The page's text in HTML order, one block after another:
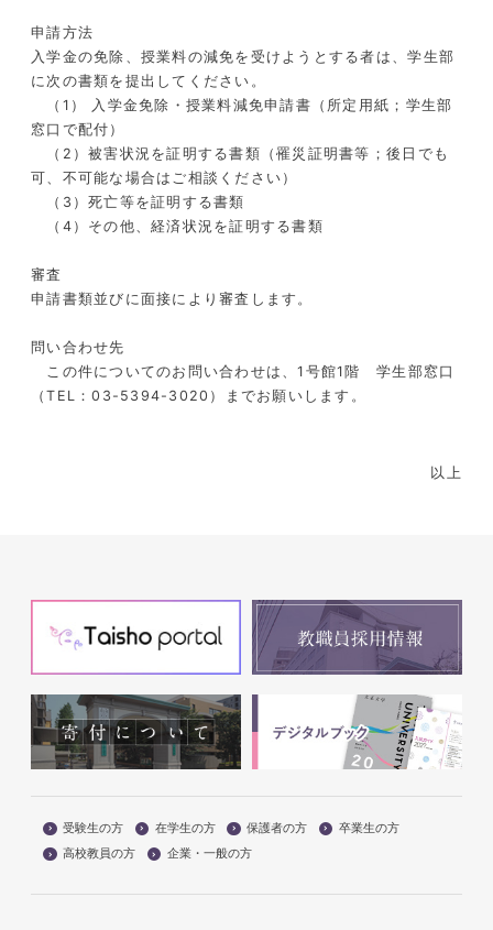
申請方法
入学金の免除、授業料の減免を受けようとする者は、学生部
に次の書類を提出してください。
（1） 入学金免除・授業料減免申請書（所定用紙；学生部
窓口で配付）
（2）被害状況を証明する書類（罹災証明書等；後日でも
可、不可能な場合はご相談ください）
（3）死亡等を証明する書類
（4）その他、経済状況を証明する書類
審査
申請書類並びに面接により審査します。
問い合わせ先
この件についてのお問い合わせは、1号館1階 学生部窓口
（TEL：03-5394-3020）までお願いします。
以上
受験生の方 在学生の方 保護者の方
卒業生の方
高校教員の方
企業・一般の方